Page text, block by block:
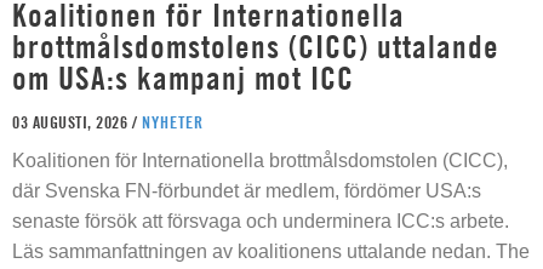
Koalitionen för Internationella
brottmålsdomstolens (CICC) uttalande
om USA:s kampanj mot ICC
03 AUGUSTI, 2026 / NYHETER
Koalitionen för Internationella brottmålsdomstolen (CICC),
där Svenska FN-förbundet är medlem, fördömer USA:s
senaste försök att försvaga och underminera ICC:s arbete.
Läs sammanfattningen av koalitionens uttalande nedan. The